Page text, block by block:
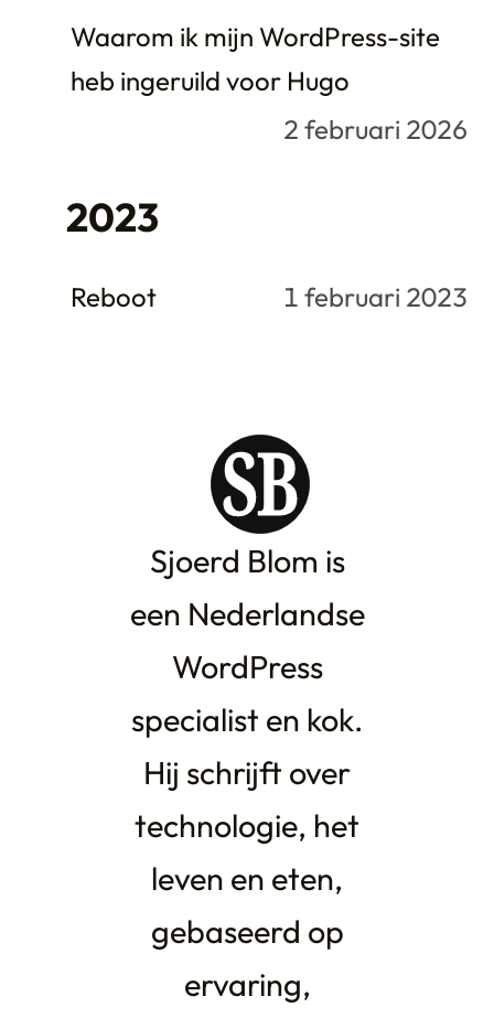
Waarom ik mijn WordPress-site
heb ingeruild voor Hugo
2 februari 2026
2023
Reboot 1 februari 2023
Sjoerd Blom is
een Nederlandse
WordPress
specialist en kok.
Hij schrijft over
technologie, het
leven en eten,
gebaseerd op
ervaring,